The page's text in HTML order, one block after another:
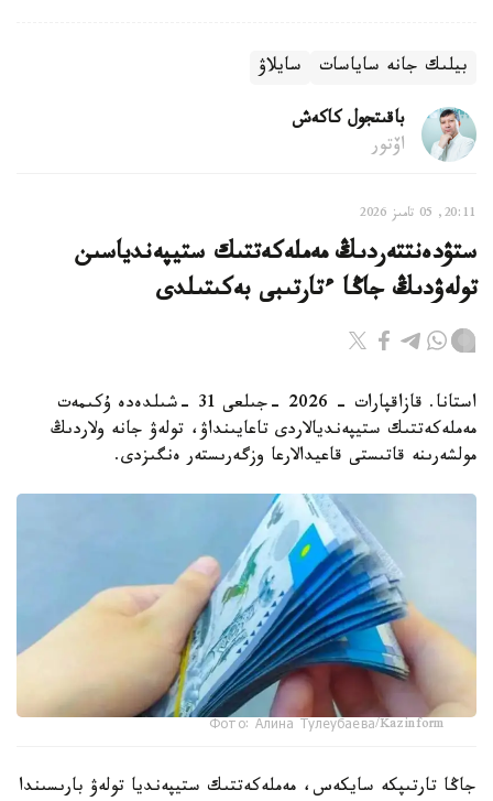
بيلىك جانە ساياسات سايلاۋ
باقىتجول كاكەش
اۆتور
20:11, 05 تامىز 2026
ستۋدەنتتەردىڭ مەملەكەتتىك ستيپەندياسىن
تولەۋدىڭ جاڭا ءتارتىبى بەكىتىلدى
استانا. قازاقپارات - 2026 -جىلعى 31 -شىلدەدە ۇكىمەت
مەملەكەتتىك ستيپەنديالاردى تاعايىنداۋ، تولەۋ جانە ولاردىڭ
مولشەرىنە قاتىستى قاعيدالارعا وزگەرىستەر ەنگىزدى.
Фото: Алина Тулеубаева/Kazinform
جاڭا تارتىپكە سايكەس، مەملەكەتتىك ستيپەنديا تولەۋ بارىسىندا